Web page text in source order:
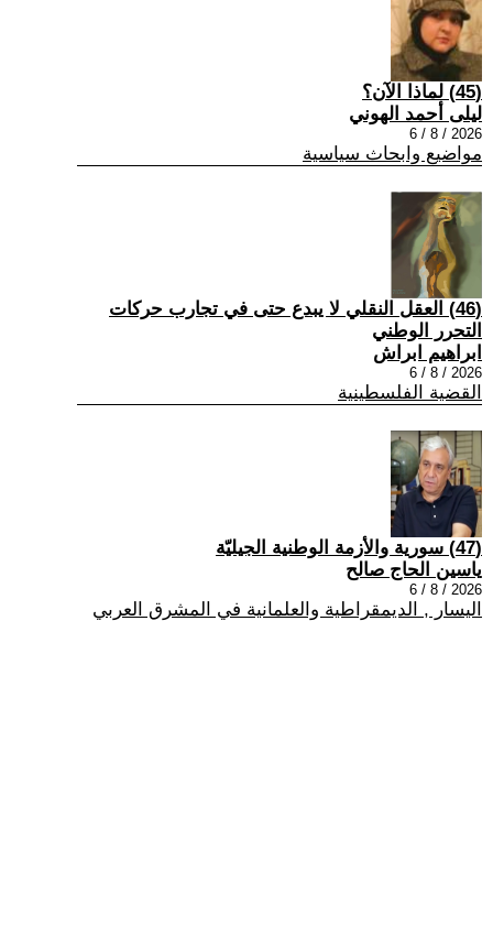
(45) لماذا الآن؟
ليلى أحمد الهوني
2026 / 8 / 6
مواضيع وابحاث سياسية
(46) العقل النقلي لا يبدع حتى في تجارب حركات
التحرر الوطني
ابراهيم ابراش
2026 / 8 / 6
القضية الفلسطينية
(47) سورية والأزمة الوطنية الجيليّة
ياسين الحاج صالح
2026 / 8 / 6
اليسار , الديمقراطية والعلمانية في المشرق العربي